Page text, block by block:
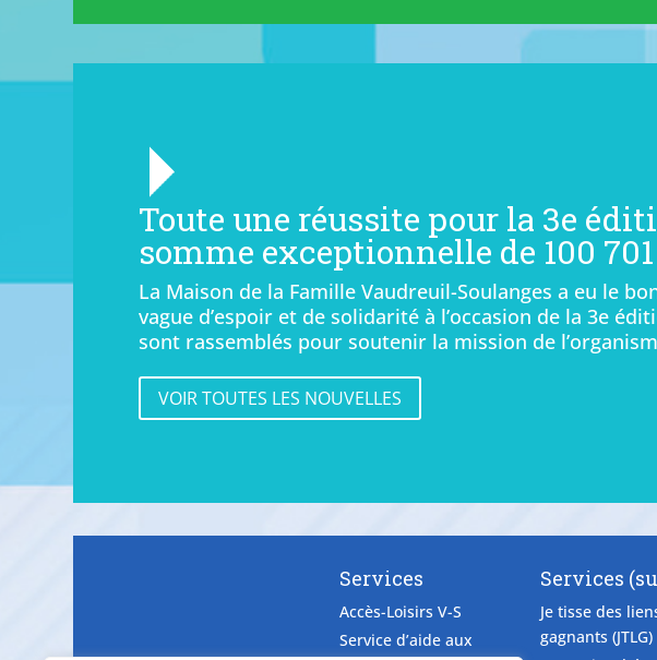
Toute une réussite pour la 3e
somme exceptionnelle de 100
La Maison de la Famille Vaudreuil-Soulanges a eu le
vague d’espoir et de solidarité à l’occasion de la 3e
sont rassemblés pour soutenir la mission de
VOIR TOUTES LES NOUVELLES
Services
Accès-Loisirs V-S
Service d’aide aux
Services
Je tisse des
gagnants (JTLG)